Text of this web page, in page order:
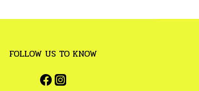
FOLLOW US TO KNOW